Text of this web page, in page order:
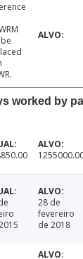
worked by
28 de
fevereiro
de 2018